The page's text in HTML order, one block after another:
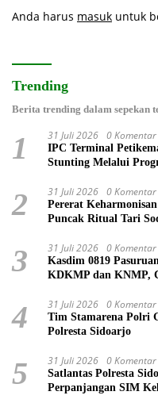
Anda harus masuk untuk
Trending
Berita trending dalam sepekan
1 31 Juli 2026 0 Komentar
IPC Terminal
Stunting Melalui
2 31 Juli 2026 0 Komentar
Pererat
Puncak Ritual Tari
3 31 Juli 2026 0 Komentar
Kasdim 0819
KDKMP dan KNMP,
4 31 Juli 2026 0 Komentar
Tim Stamarena Polri
Polresta Sidoarjo
5 31 Juli 2026 0 Komentar
Satlantas Polresta
Perpanjangan SIM